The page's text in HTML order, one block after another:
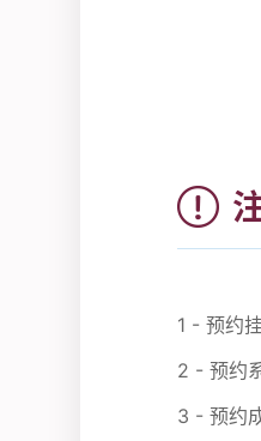
1 - 预约
2 - 预约
3 - 预约